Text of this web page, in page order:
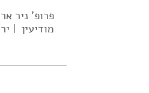
פרופ' ניר
מודיעין | ירושלים |